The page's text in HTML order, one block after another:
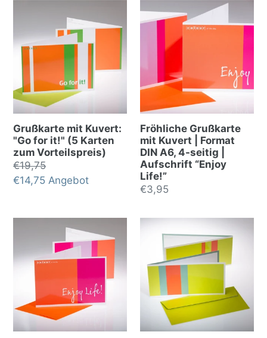
Grußkarte mit Kuvert:
"Go for it!" (5 Karten
zum Vorteilspreis)
Normalpreis
€19,75
Sonderpreis
€14,75 Angebot
Fröhliche Grußkarte
mit Kuvert | Format
DIN A6, 4-seitig |
Aufschrift “Enjoy
Life!”
Normalpreis
€3,95